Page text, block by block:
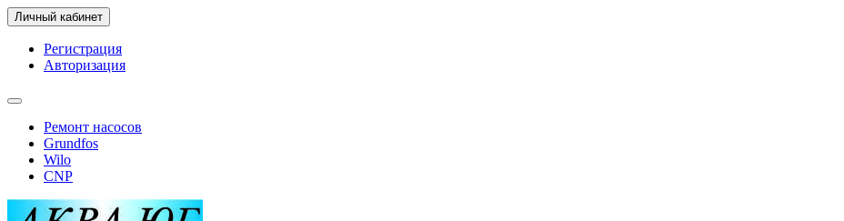
Личный кабинет
Регистрация
Авторизация
Ремонт насосов
Grundfos
Wilo
CNP